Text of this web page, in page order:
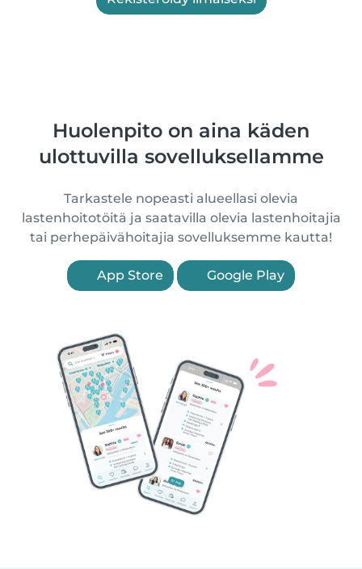
Huolenpito on aina käden
ulottuvilla sovelluksellamme
Tarkastele nopeasti alueellasi olevia
lastenhoitotöitä ja saatavilla olevia lastenhoitajia
tai perhepäivähoitajia sovelluksemme kautta!
App Store Google Play